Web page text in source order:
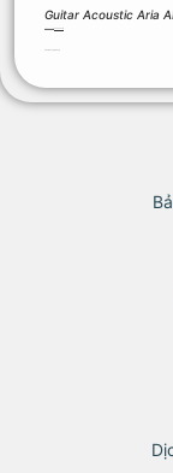
Guitar Acoustic Aria